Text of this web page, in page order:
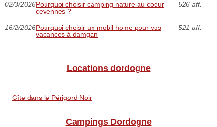
02/3/2026Pourquoi choisir camping nature au coeur
cevennes ?
526 aff.
16/2/2026Pourquoi choisir un mobil home pour vos
vacances à damgan
521 aff.
Locations dordogne
Gîte dans le Périgord Noir
Campings Dordogne